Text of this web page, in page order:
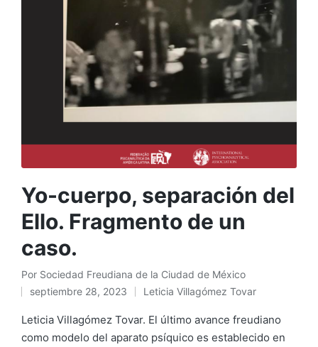
Yo-cuerpo, separación del
Ello. Fragmento de un
caso.
Publicado
por
Por Sociedad Freudiana de la Ciudad de México
septiembre 28, 2023
Publicado
en
Leticia Villagómez Tovar
Leticia Villagómez Tovar. El último avance freudiano
como modelo del aparato psíquico es establecido en